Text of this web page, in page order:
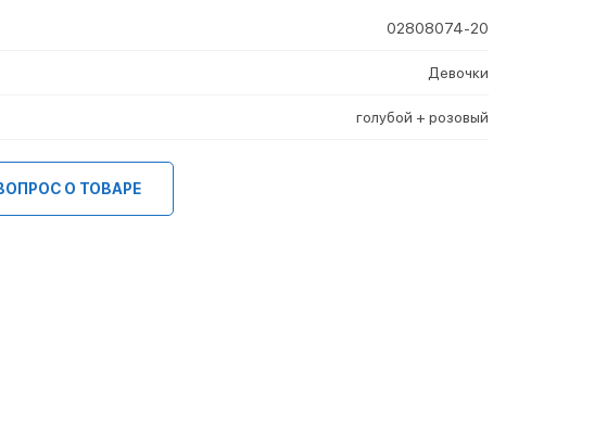
02808074-20
Девочки
голубой + розовый
О ТОВАРЕ